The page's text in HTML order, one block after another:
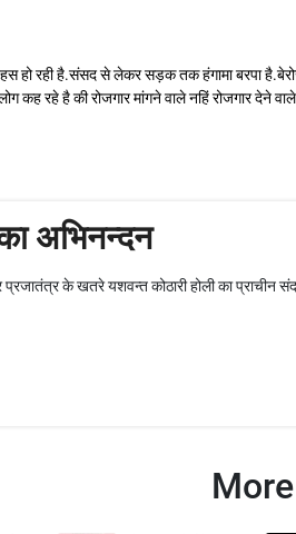
हो रही है.संसद से लेकर सड़क तक हंगामा बरपा
कह रहे है की रोजगार मांगने वाले नहिं रोजगार देने
अभिनन्दन
के खतरे यशवन्त कोठारी होली का प्राचीन